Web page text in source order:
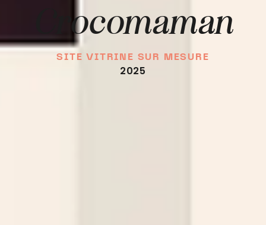
Crocomaman
SITE VITRINE SUR MESURE
2025